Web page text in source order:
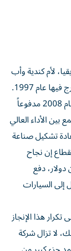
لأم كندية وأب
عام 1997.
تولى منصب الرئيس التنفيذي لشركة تسلا عام 2008 مدفوعاً
بين الأداء العالي
تشكيل صناعة
إن ​نجاح
دولار، دفع
إلى السيارات
هذا ‌الإنجاز
لا تزال شركة